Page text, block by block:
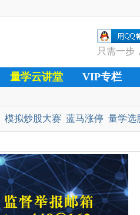
只需一步
量学云讲堂
VIP专栏
模拟炒股大赛 蓝马涨停 量学选